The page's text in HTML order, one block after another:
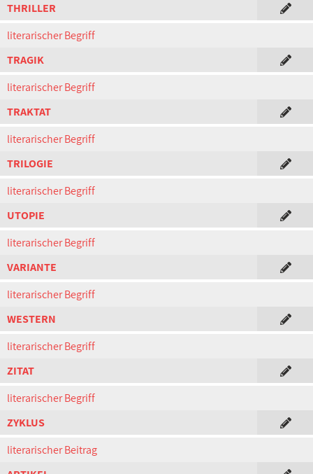
THRILLER
literarischer Begriff
TRAGIK
literarischer Begriff
TRAKTAT
literarischer Begriff
TRILOGIE
literarischer Begriff
UTOPIE
literarischer Begriff
VARIANTE
literarischer Begriff
WESTERN
literarischer Begriff
ZITAT
literarischer Begriff
ZYKLUS
literarischer Beitrag